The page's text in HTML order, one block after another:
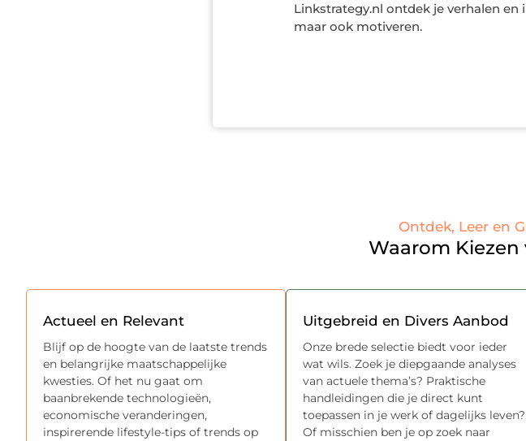
Linkstrategy.nl ontdek je verhalen
maar ook motiveren.
Ontdek, Leer en
Waarom
Actueel en Relevant
Blijf op de hoogte van de laatste trends
en belangrijke maatschappelijke
kwesties. Of het nu gaat om
baanbrekende technologieën,
economische veranderingen,
inspirerende lifestyle-tips of trends op
Uitgebreid en Divers Aanbod
Onze brede selectie biedt voor ieder
wat wils. Zoek je diepgaande analyses
van actuele thema’s? Praktische
handleidingen die je direct kunt
toepassen in je werk of dagelijks leven?
Of misschien ben je op zoek naar